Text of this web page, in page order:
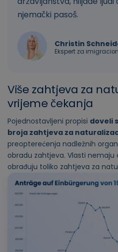
njemački pasoš.
Christin
Ekspert za
Više zahtjeva za
vrijeme čekanja
Pojednostavljeni propisi doveli
broja zahtjeva za
preopterećenja nadležnih
obradu zahtjeva. Vlasti nemaju
obrađuju toliko zahtjeva za